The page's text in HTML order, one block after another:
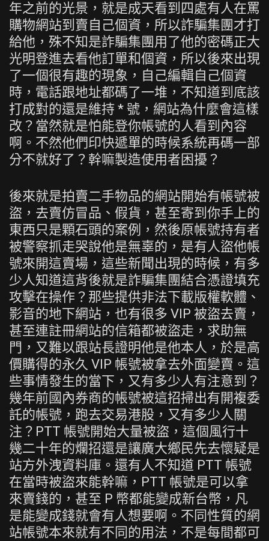
年之前的光景，就是成天看到四處有人在罵
購物網站到賣自己個資，所以詐騙集團才打
給他，殊不知是詐騙集團用了他的密碼正大
光明登進去看他訂單和個資，所以後來出現
了一個很有趣的現象，自己編輯自己個資
時，電話跟地址都碼了一堆，不知道到底該
打成對的還是維持 * 號，網站為什麼會這樣
改？當然就是怕能登你帳號的人看到內容
啊。不然他們印快遞單的時候系統再碼一部
分不就好了？幹嘛製造使用者困擾？
後來就是拍賣二手物品的網站開始有帳號被
盜，去賣仿冒品、假貨，甚至寄到你手上的
東西只是顆石頭的案例，然後原帳號持有者
被警察抓走哭說他是無辜的，是有人盜他帳
號來開這賣場，這些新聞出現的時候，有多
少人知道這背後就是詐騙集團結合憑證填充
攻擊在操作？那些提供非法下載版權軟體、
影音的地下網站，也有很多 VIP 被盜去賣，
甚至連註冊網站的信箱都被盜走，求助無
門，又難以跟站長證明他是他本人，於是高
價購得的永久 VIP 帳號被拿去外面變賣。這
些事情發生的當下，又有多少人有注意到？
幾年前國內券商的帳號被這招掃出有開複委
託的帳號，跑去交易港股，又有多少人關
注？PTT 帳號開始大量被盜，這個風行十
幾二十年的爛招還是讓廣大鄉民先去懷疑是
站方外洩資料庫。還有人不知道 PTT 帳號
在當時被盜來能幹嘛，PTT 帳號是可以拿
來賣錢的，甚至 P 幣都能變成新台幣，凡
是能變成錢就會有人想要啊。不同性質的網
站帳號本來就有不同的用法，不是每間都可